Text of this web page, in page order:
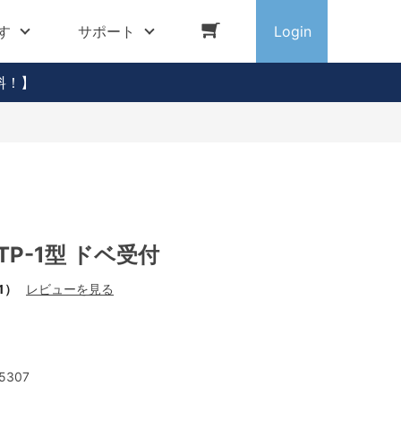
サポート Login
】
1型 ドベ受付
レビューを見る